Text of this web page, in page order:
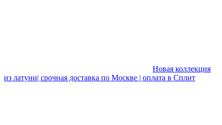
Новая коллекция
из латуни| срочная доставка по Москве | оплата в Сплит